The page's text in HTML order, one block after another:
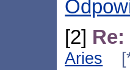
[2]
Aries